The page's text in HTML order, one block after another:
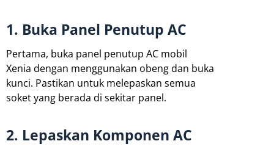
1. Buka Panel Penutup AC
Pertama, buka panel penutup AC mobil
Xenia dengan menggunakan obeng dan buka
kunci. Pastikan untuk melepaskan semua
soket yang berada di sekitar panel.
2. Lepaskan Komponen AC